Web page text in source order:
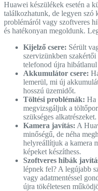
Huawei készülékek esetén a
találkozhatunk, de legyen
problémáról vagy szoftveres
és hatékonyan megoldunk.
Kijelző csere: Sérült
szervizünkben
telefonod újra
Akkumulátor csere:
lemerül, mi új
hosszú üzemidőt.
Töltési problémák: Ha
megvizsgáljuk a
szükséges alkatrészeket.
Kamera javítás: A
minőségű, de néha
helyreállítjuk a kamera
képeket készíthess.
Szoftveres hibák
lépnek fel? A legújabb
vagy adatmentéssel
újra tökéletesen